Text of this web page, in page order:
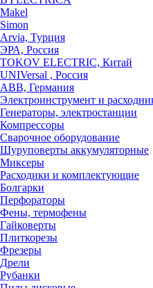
Makel
Simon
Arvia, Турция
ЭРА, Россия
TOKOV ELECTRIC, Китай
UNIVersal , Россия
ABB, Германия
Электроинструмент и
Генераторы, электростанции
Компрессоры
Сварочное оборудование
Шуруповерты аккумуляторные
Миксеры
Расходики и комплектующие
Болгарки
Перфораторы
Фены, термофены
Гайковерты
Плиткорезы
Фрезеры
Дрели
Рубанки